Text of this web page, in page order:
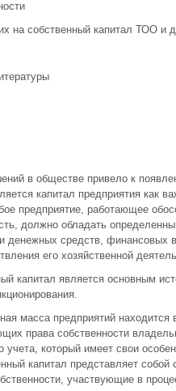
на собственный капитал ТОО и
в обществе привело к
капитал предприятия как
предприятие, работающее
должно обладать
денежных средств, финансовых
его хозяйственной
капитал является основным
масса предприятий находится
права собственности
учета, который имеет свои
капитал представляет
участвующие в